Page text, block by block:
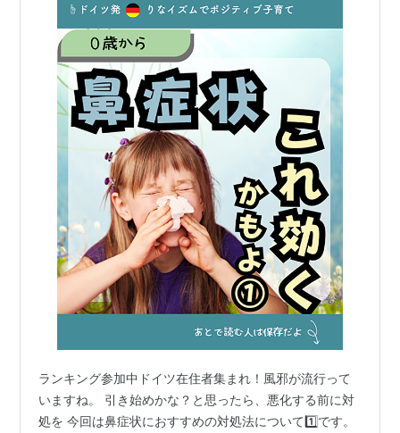
ランキング参加中ドイツ在住者集まれ！風邪が流行って
いますね。 引き始めかな？と思ったら、悪化する前に対
処を 今回は鼻症状におすすめの対処法について1️⃣です。